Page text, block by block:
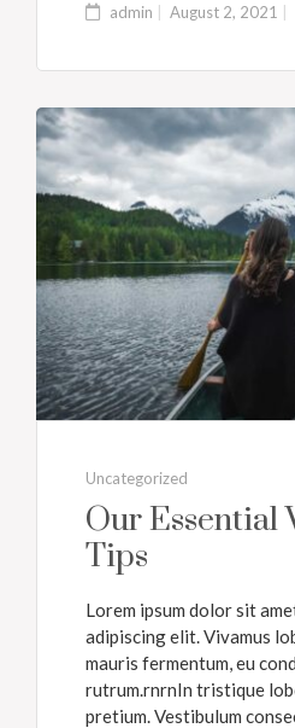
admin August 2, 2021
Uncategorized
Our Essential
Tips
Lorem ipsum dolor sit
adipiscing elit. Vivamus
mauris fermentum, eu
rutrum.rnrnIn tristique
pretium. Vestibulum